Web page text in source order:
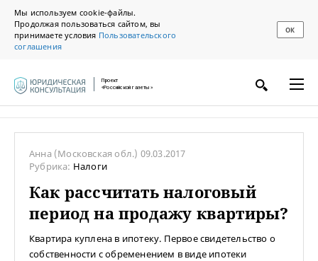
Мы используем cookie-файлы.
Продолжая пользоваться сайтом, вы
принимаете условия Пользовательского
соглашения
ОК
Проект
«Российской газеты»
Анна(Московская обл.) 09.03.2017
Рубрика: Налоги
Как рассчитать налоговый
период на продажу квартиры?
Квартира куплена в ипотеку. Первое свидетельство о
собственности с обременением в виде ипотеки